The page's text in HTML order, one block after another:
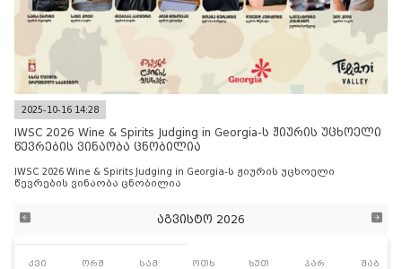
2025-10-16 14:28
IWSC 2026 Wine & Spirits Judging in Georgia-ს ჟიურის უცხოელი
წევრების ვინაობა ცნობილია
IWSC 2026 Wine & Spirits Judging in Georgia-ს ჟიურის უცხოელი
წევრების ვინაობა ცნობილია
აგვისტო 2026
კვი ორშ სამ ოთხ ხუთ პარ შაბ